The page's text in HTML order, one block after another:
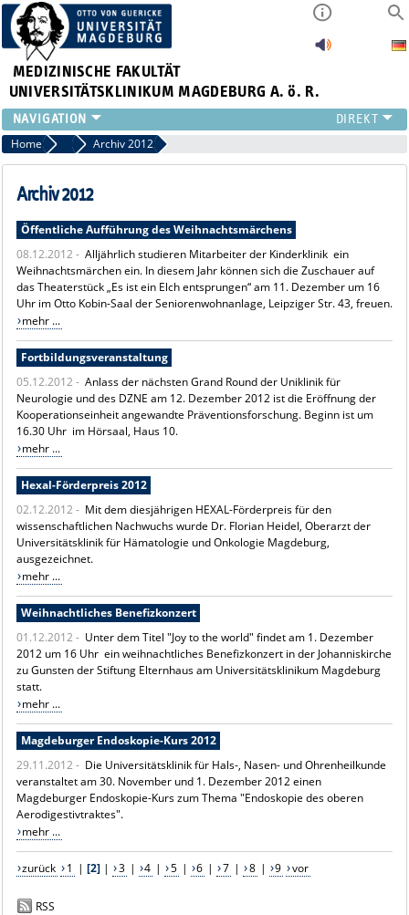
MEDIZINISCHE FAKULTÄT
UNIVERSITÄTSKLINIKUM MAGDEBURG A. ö. R.
INSTITUTE
KLINIKEN
ZENTRALE EINRICHTUNGEN
PRESSE
ÜBER UNS
INTERNATIONAL
INTRANET
Home Archiv News
Archiv 2012
Archiv 2012
Öffentliche Aufführung des Weihnachtsmärchens
08.12.2012 - Alljährlich studieren Mitarbeiter der Kinderklinik ein
Weihnachtsmärchen ein. In diesem Jahr können sich die Zuschauer auf
das Theaterstück „Es ist ein Elch entsprungen“ am 11. Dezember um 16
Uhr im Otto Kobin-Saal der Seniorenwohnanlage, Leipziger Str. 43, freuen.
mehr ...
Fortbildungsveranstaltung
05.12.2012 - Anlass der nächsten Grand Round der Uniklinik für
Neurologie und des DZNE am 12. Dezember 2012 ist die Eröffnung der
Kooperationseinheit angewandte Präventionsforschung. Beginn ist um
16.30 Uhr im Hörsaal, Haus 10.
mehr ...
Hexal-Förderpreis 2012
02.12.2012 - Mit dem diesjährigen HEXAL-Förderpreis für den
wissenschaftlichen Nachwuchs wurde Dr. Florian Heidel, Oberarzt der
Universitätsklinik für Hämatologie und Onkologie Magdeburg,
ausgezeichnet.
mehr ...
Weihnachtliches Benefizkonzert
01.12.2012 - Unter dem Titel "Joy to the world" findet am 1. Dezember
2012 um 16 Uhr ein weihnachtliches Benefizkonzert in der Johanniskirche
zu Gunsten der Stiftung Elternhaus am Universitätsklinikum Magdeburg
statt.
mehr ...
Magdeburger Endoskopie-Kurs 2012
29.11.2012 - Die Universitätsklinik für Hals-, Nasen- und Ohrenheilkunde
veranstaltet am 30. November und 1. Dezember 2012 einen
Magdeburger Endoskopie-Kurs zum Thema "Endoskopie des oberen
Aerodigestivtraktes".
mehr ...
zurück 1 | [2]| 3 | 4 | 5 | 6 | 7 | 8 | 9 vor
RSS